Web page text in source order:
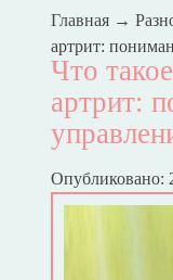
Главная→
артрит:
Что
артрит:
Опубликовано: